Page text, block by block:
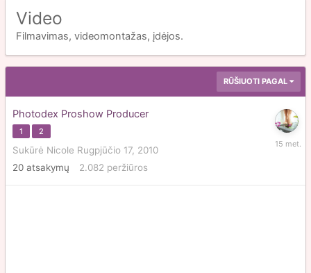
Video
Filmavimas, videomontažas, įdėjos.
RŪŠIUOTI PAGAL
Photodex Proshow Producer
1 2
Sukūrė Nicole Rugpjūčio 17, 2010
20 atsakymų 2.082 peržiūros
Sausio